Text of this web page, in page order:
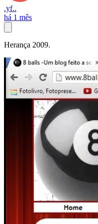
.yf..
há 1 mês
Herança 2009.